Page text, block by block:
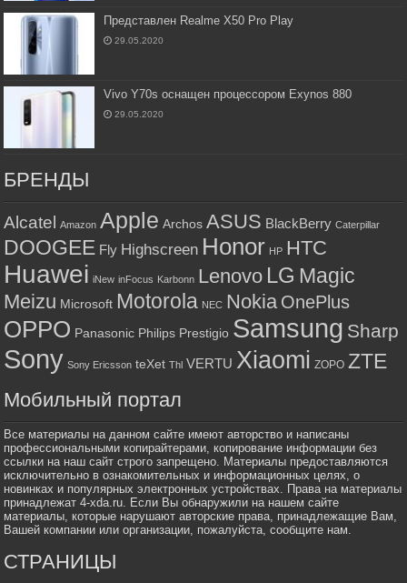
Представлен Realme X50 Pro Play
29.05.2020
Vivo Y70s оснащен процессором Exynos 880
29.05.2020
БРЕНДЫ
Alcatel Amazon Apple Archos ASUS BlackBerry Caterpillar
DOOGEE Fly Highscreen Honor HP HTC
Huawei iNew inFocus Karbonn Lenovo LG Magic
Meizu Microsoft Motorola NEC Nokia OnePlus
OPPO Panasonic Philips Prestigio Samsung Sharp
Sony Sony Ericsson teXet Thl VERTU Xiaomi ZOPO ZTE
Мобильный портал
Все материалы на данном сайте имеют авторство и написаны
профессиональными копирайтерами, копирование информации без
ссылки на наш сайт строго запрещено. Материалы предоставляются
исключительно в ознакомительных и информационных целях, о
новинках и популярных электронных устройствах. Права на материалы
принадлежат 4-xda.ru. Если Вы обнаружили на нашем сайте
материалы, которые нарушают авторские права, принадлежащие Вам,
Вашей компании или организации, пожалуйста, сообщите нам.
СТРАНИЦЫ